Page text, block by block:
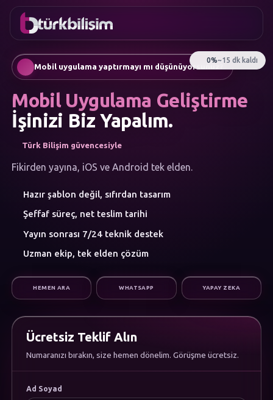
FAVORILER
Mobil Uygulama
AI Chatbot & Müşteri Asistanları
Sosyal Medya Yönetimi
Google Ads & Performans Pazarlaması
E-Ticaret
Yapay Zeka
Atölye
KATEGORILERI
Web Yazılım
Mobil Uygulama
Dijital Pazarlama
Hakkımızda
Kariyer
Dökümanlar
Uygulamamızı İndirin
Gizlilik Politikası
İletişim
0216
755 3
555 Mobil uygulama yaptırmayı mı düşünüyorsunuz?
Mobil Uygulama Geliştirme
İşinizi Biz Yapalım.
Türk Bilişim güvencesiyle
Fikirden yayına, iOS ve Android tek elden.
Hazır şablon değil, sıfırdan tasarım
Şeffaf süreç, net teslim tarihi
Yayın sonrası 7/24 teknik destek
Uzman ekip, tek elden çözüm
HEMEN ARA WHATSAPP YAPAY ZEKA
Ücretsiz Teklif Alın
Numaranızı bırakın, size hemen dönelim. Görüşme ücretsiz.
Ad Soyad